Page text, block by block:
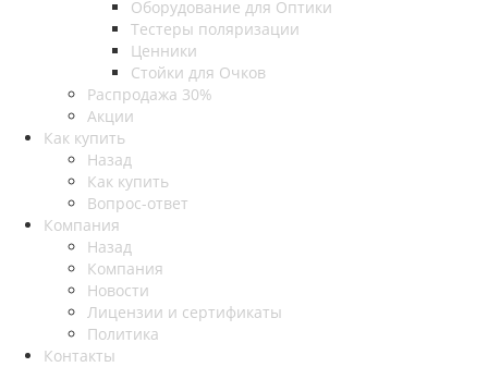
Оборудование для Оптики
Тестеры поляризации
Ценники
Стойки для Очков
Распродажа 30%
Акции
Как купить
Назад
Как купить
Вопрос-ответ
Компания
Назад
Компания
Новости
Лицензии и сертификаты
Политика
Контакты